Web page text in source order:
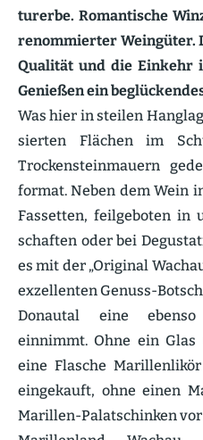
turerbe. Roman­tische
renom­mierter Weingüter.
Qualität und die Einkehr
Genießen ein
Was hier in steilen
sierten Flächen im
Trocken­stein­mauern
format. Neben dem Wein
Fassetten, feilge­boten in
schaften oder bei
es mit der „Original
exzel­lenten Genuss-
Donautal eine
einnimmt. Ohne ein Glas
eine Flasche
einge­kauft, ohne einen
Marillen-Palatschinken